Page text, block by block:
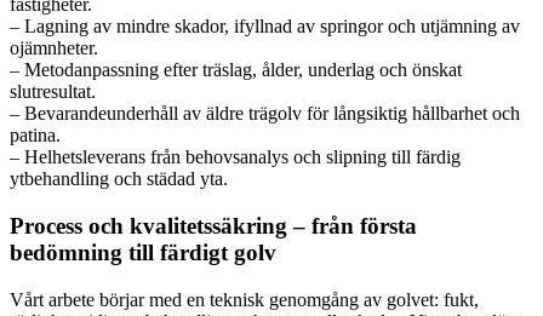
fastigheter.
– Lagning av mindre skador, ifyllnad av springor och utjämning av
ojämnheter.
– Metodanpassning efter träslag, ålder, underlag och önskat
slutresultat.
– Bevarandeunderhåll av äldre trägolv för långsiktig hållbarhet och
patina.
– Helhetsleverans från behovsanalys och slipning till färdig
ytbehandling och städad yta.
Process och kvalitetssäkring – från första
bedömning till färdigt golv
Vårt arbete börjar med en teknisk genomgång av golvet: fukt,